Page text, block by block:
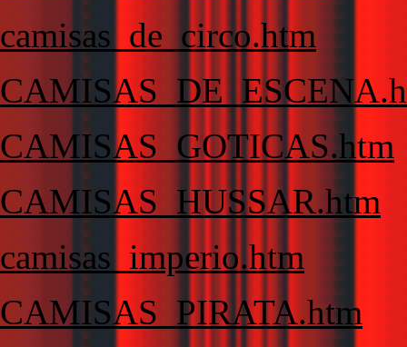
camisas_de_circo.htm
CAMISAS_GOTICAS.htm
CAMISAS_HUSSAR.htm
camisas_imperio.htm
CAMISAS_PIRATA.htm